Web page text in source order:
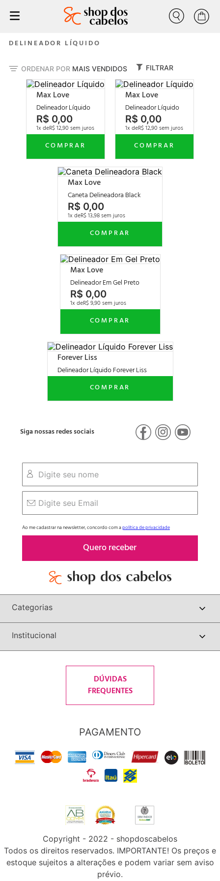
Buscar
DELINEADOR LÍQUIDO
ORDENAR POR MAIS VENDIDOS FILTRAR
Max Love
Delineador Líquido
R$ 0,00
1 R$12,90
Max Love
Delineador Líquido
R$ 0,00
1 R$12,90
Max Love
Caneta Delineadora Black
R$ 0,00
1 R$13,98
Max Love
Delineador Em Gel Preto
R$ 0,00
1 R$9,90
Forever Liss
Delineador Líquido Forever Liss
Siga nossas redes sociais
Ao me cadastrar na newsletter, concordo com apolítica de privacidade
Quero receber
Categorias
Institucional
DÚVIDAS
FREQUENTES
PAGAMENTO
Copyright - 2022 - shopdoscabelos
Todos os direitos reservados. IMPORTANTE! Os preços e
estoque sujeitos a alterações e podem variar sem aviso
prévio.
1º progressiva
º liso
forever liss
nutrição
escovas progressiva
volume zero
cresce cabelo
anabolizante